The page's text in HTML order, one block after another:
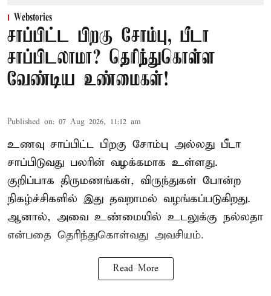
Webstories
சாப்பிட்ட பிறகு சோம்பு, பீடா
சாப்பிடலாமா? தெரிந்துகொள்ள
வேண்டிய உண்மைகள்!
Published on: 07 Aug 2026, 11:12 am
உணவு சாப்பிட்ட பிறகு சோம்பு அல்லது பீடா
சாப்பிடுவது பலரின் வழக்கமாக உள்ளது.
குறிப்பாக திருமணங்கள், விருந்துகள் போன்ற
நிகழ்ச்சிகளில் இது தவறாமல் வழங்கப்படுகிறது.
ஆனால், அவை உண்மையில் உடலுக்கு நல்லதா
என்பதை தெரிந்துகொள்வது அவசியம்.
Read More